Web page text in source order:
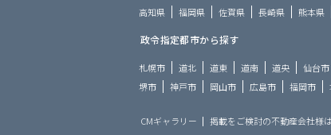
高知県
福岡県 佐賀県 長崎県 熊本県
政令指定都市から探す
札幌市 道北 道東 道南 道央 仙台市
堺市
神戸市 岡山市 広島市 福岡市
CMギャラリー 掲載をご検討の不動産会社様